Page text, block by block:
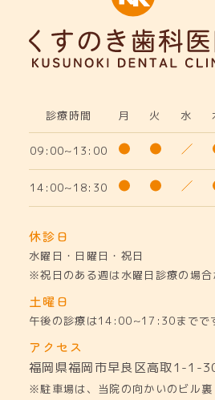
診療時間 月 火 水
09:00~13:00
14:00~18:30
休診日
水曜日・日曜日・祝日
※祝日のある週は水曜日診療の場合
土曜日
午後の診療は14:00~17:30までで
アクセス
福岡県福岡市早良区高取1-1-
※駐車場は、当院の向かいのビル